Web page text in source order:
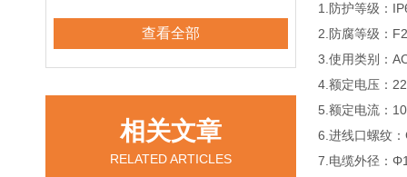
查看全部
相关文章
RELATED ARTICLES
1.防护等级：
2.防腐等级：
3.使用类别：
4.额定电压：
5.额定电流：
6.进线口螺纹
7.电缆外径：